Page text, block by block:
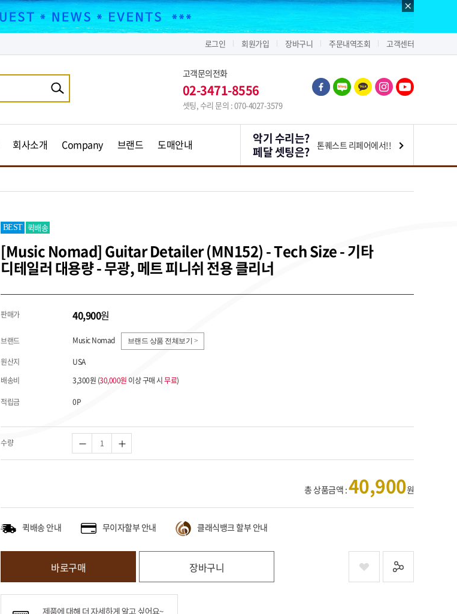
로그인 회원가입 장바구니 주문내역조회 고객센터
고객문의전화
02-3471-8556
셋팅, 수리 문의 : 070-4027-3579
회사소개 Company 브랜드 도매안내
악기 수리는?
페달 셋팅은?
톤퀘스트 리페어에서!!
BEST 퀵배송
[Music Nomad] Guitar Detailer (MN152) - Tech Size - 기타
디테일러 대용량 - 무광, 메트 피니쉬 전용 클리너
판매가 40,900원
브랜드 Music Nomad 브랜드 상품 전체보기 >
원산지
USA
배송비
3,300원 (30,000원 이상 구매 시무료)
적립금
0P
수량
총 상품금액 :40,900원
퀵배송 안내 무이자할부 안내 클래식뱅크 할부 안내
바로구매 장바구니